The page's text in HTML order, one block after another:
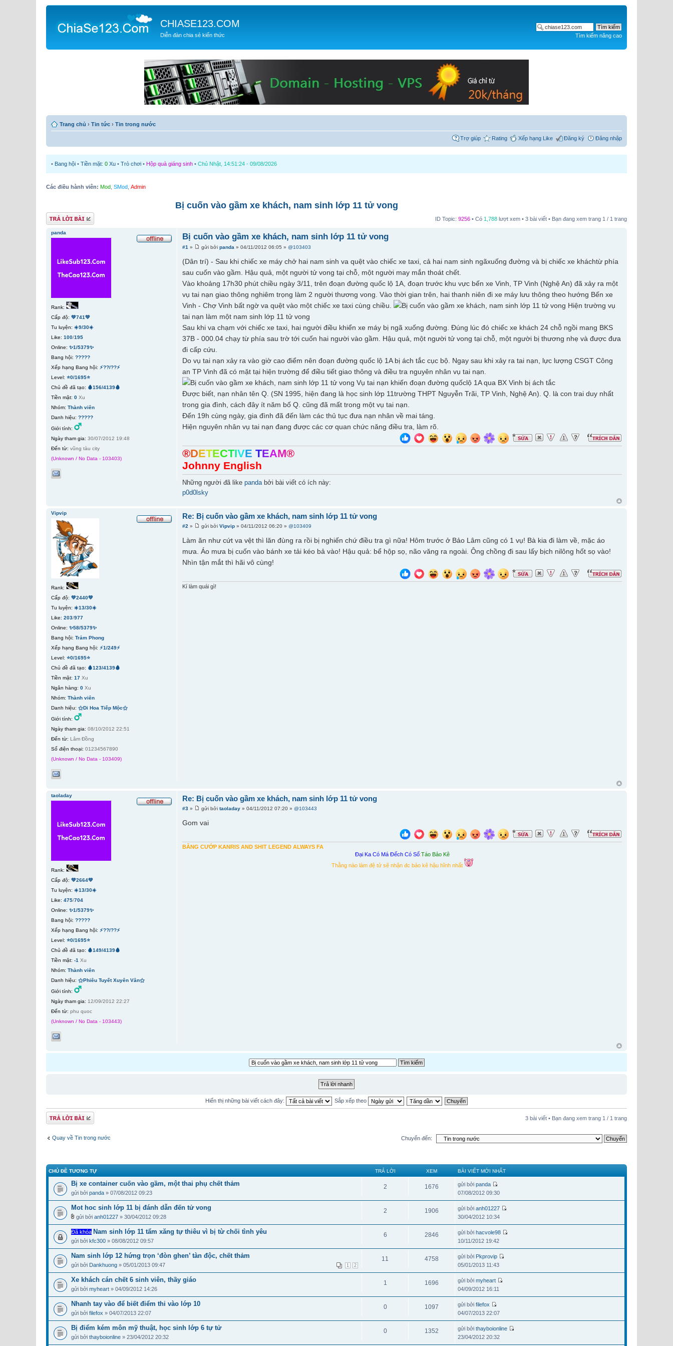
CHIASE123.COM
Diễn đàn chia sẻ kiến thức Tìm kiếm nâng cao
Trang chủ › Tin tức › Tin trong nước
Trợ giúp Rating Xếp hạng Like Đăng ký Đăng nhập
• Bang hội • Tiền mặt: 0 Xu • Trò chơi • Hộp quà giáng sinh • Chủ Nhật, 14:51:24 - 09/08/2026
Các điều hành viên: Mod SMod Admin
Bị cuốn vào gầm xe khách, nam sinh lớp 11 tử vong
Gửi bài trả lời ID Topic: 9256 • Có 1,788 lượt xem • 3 bài viết • Bạn đang xem trang 1 / 1 trang
Bị cuốn vào gầm xe khách, nam sinh lớp 11 tử vong
#1 » gửi bởipanda » 04/11/2012 06:05 »@103403
(Dân trí) - Sau khi chiếc xe máy chở hai nam sinh va quệt vào chiếc xe taxi, cả hai nam sinh ngãxuống đường và bị chiếc xe kháchtừ phía
sau cuốn vào gầm. Hậu quả, một người tử vong tại chỗ, một người may mắn thoát chết.
Vào khoảng 17h30 phút chiều ngày 3/11, trên đoạn đường quốc lộ 1A, đoạn trước khu vực bến xe Vinh, TP Vinh (Nghệ An) đã xảy ra một
vụ tai nạn giao thông nghiêm trọng làm 2 người thương vong. Vào thời gian trên, hai thanh niên đi xe máy lưu thông theo hướng Bến xe
Vinh - Chợ Vinh bất ngờ va quệt vào một chiếc xe taxi cùng chiều.
Hiện trường vụ
tai nạn làm một nam sinh lớp 11 tử vong
Sau khi va chạm với chiếc xe taxi, hai người điều khiển xe máy bị ngã xuống đường. Đúng lúc đó chiếc xe khách 24 chỗ ngồi mang BKS
37B - 000.04 chạy từ phía sau trờ tới cuốn hai người vào gầm. Hậu quả, một người tử vong tại chỗ, một người bị thương nhẹ và được đưa
đi cấp cứu.
Do vụ tai nạn xảy ra vào giờ cao điểm nên đoạn đường quốc lộ 1A bị ách tắc cục bộ. Ngay sau khi xảy ra tai nạn, lực lượng CSGT Công
an TP Vinh đã có mặt tại hiện trường để điều tiết giao thông và điều tra nguyên nhân vụ tai nạn.
Vụ tai nạn khiến đoạn đường quốclộ 1A qua BX Vinh bị ách tắc
Được biết, nạn nhân tên Q. (SN 1995, hiện đang là học sinh lớp 11trường THPT Nguyễn Trãi, TP Vinh, Nghệ An). Q. là con trai duy nhất
trong gia đình, cách đây ít năm bố Q. cũng đã mất trong một vụ tai nạn.
Đến 19h cùng ngày, gia đình đã đến làm các thủ tục đưa nạn nhân về mai táng.
Hiện nguyên nhân vụ tai nạn đang được các cơ quan chức năng điều tra, làm rõ.
®DETECTIVE TEAM®
Johnny English
Những người đã likepandabởi bài viết có ích này:
p0d0lsky
panda
Rank:
Cấp độ: 💚741💚
Tu luyện: ☀️9/30☀️
Like: 100/195
Online: ✨1/5379✨
Bang hội: ?????
Xếp hạng Bang hội: ⚡??/??⚡
Level: ⭐0/1695⭐
Chủ đề đã tạo: 🩸156/4139🩸
Tiền mặt: 0 Xu
Nhóm: Thành viên
Danh hiệu: ?????
Giới tính:
Ngày tham gia: 30/07/2012 19:48
Đến từ: vũng tàu city
(Unknown / No Data - 103403)
Re: Bị cuốn vào gầm xe khách, nam sinh lớp 11 tử vong
#2 » gửi bởiVipvip » 04/11/2012 06:20 »@103409
Làm ăn như cứt va vệt thì lăn đùng ra rồi bị nghiến chứ điều tra gì nữa! Hôm trước ở Bảo Lâm cũng có 1 vụ! Bà kia đi làm về, mặc áo
mưa. Áo mưa bị cuốn vào bánh xe tải kéo bả vào! Hậu quả: bể hộp sọ, não văng ra ngoài. Ông chồng đi sau lấy bịch nilông hốt sọ vào!
Nhìn tận mắt thì hãi vô cùng!
Kí làm quái gì!
Vipvip
Rank:
Cấp độ: 💚2440💚
Tu luyện: ☀️13/30☀️
Like: 203/977
Online: ✨58/5379✨
Bang hội: Trảm Phong
Xếp hạng Bang hội: ⚡1/249⚡
Level: ⭐0/1695⭐
Chủ đề đã tạo: 🩸123/4139🩸
Tiền mặt: 17 Xu
Ngân hàng: 0 Xu
Nhóm: Thành viên
Danh hiệu: ⚝Di Hoa Tiếp Mộc⚝
Giới tính:
Ngày tham gia: 08/10/2012 22:51
Đến từ: Lâm Đồng
Số điện thoại: 01234567890
(Unknown / No Data - 103409)
Re: Bị cuốn vào gầm xe khách, nam sinh lớp 11 tử vong
#3 » gửi bởitaoladay » 04/11/2012 07:20 »@103443
Gom vai
BĂNG CƯỚP KANRIS AND SHIT LEGEND ALWAYS FA
Đại Ka Có Má Đếch Có Số:Táo Bảo Kê
Thằng nào làm đệ tử sẽ nhận đc bảo kê hậu hĩnh nhất
taoladay
Rank:
Cấp độ: 💚2664💚
Tu luyện: ☀️13/30☀️
Like: 475/704
Online: ✨1/5379✨
Bang hội: ?????
Xếp hạng Bang hội: ⚡??/??⚡
Level: ⭐0/1695⭐
Chủ đề đã tạo: 🩸149/4139🩸
Tiền mặt: -1 Xu
Nhóm: Thành viên
Danh hiệu: ⚝Phiêu Tuyết Xuyên Vân⚝
Giới tính:
Ngày tham gia: 12/09/2012 22:27
Đến từ: phu quoc
(Unknown / No Data - 103443)
Hiển thị những bài viết cách đây: Sắp xếp theo
Gửi bài trả lời 3 bài viết • Bạn đang xem trang 1 / 1 trang
Quay về Tin trong nước Chuyển đến:
CHỦ ĐỀ TƯƠNG TỰ TRẢ LỜI XEM BÀI VIẾT MỚI NHẤT
Bị xe container cuốn vào gầm, một thai phụ chết thảm
gửi bởi panda » 07/08/2012 09:23
2 1676 gửi bởi panda
07/08/2012 09:30
Mot hoc sinh lớp 11 bị đánh dẫn đến tử vong
gửi bởi anh01227 » 30/04/2012 09:28
2 1906 gửi bởi anh01227
30/04/2012 10:34
Đã khóa Nam sinh lớp 11 tẩm xăng tự thiêu vì bị từ chối tình yêu
gửi bởi kfc300 » 08/08/2012 09:57
6 2846 gửi bởi hacvole98
10/11/2012 19:42
Nam sinh lớp 12 hứng trọn ‘đòn ghen’ tàn độc, chết thảm
1 2
gửi bởi Dankhuong » 05/01/2013 09:47
11 4758 gửi bởi Pkprovip
05/01/2013 11:43
Xe khách cán chết 6 sinh viên, thầy giáo
gửi bởi myheart » 04/09/2012 14:26
1 1696 gửi bởi myheart
04/09/2012 16:11
Nhanh tay vào để biết điểm thi vào lớp 10
gửi bởi filefox » 04/07/2013 22:07
0 1097 gửi bởi filefox
04/07/2013 22:07
Bị điểm kém môn mỹ thuật, học sinh lớp 6 tự tử
gửi bởi thayboionline » 23/04/2012 20:32
0 1352 gửi bởi thayboionline
23/04/2012 20:32